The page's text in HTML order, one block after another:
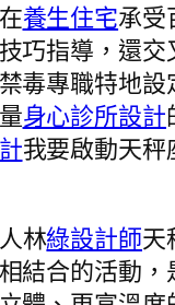
養生住宅承受
巧指導，還
毒專職特地
身心診所設計
我要啟動天秤
林綠設計師天
結合的活動